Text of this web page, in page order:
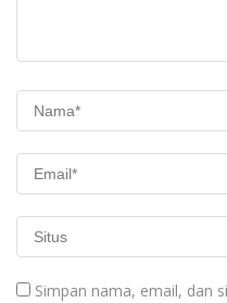
Simpan nama, email, dan